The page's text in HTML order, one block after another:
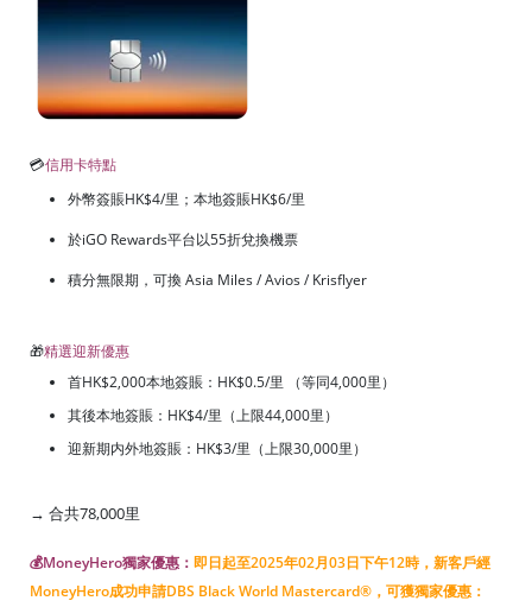
💳信用卡特點
外幣簽賬HK$4/里；本地簽賬HK$6/里
於iGO Rewards平台以55折兌換機票
積分無限期，可換 Asia Miles / Avios / Krisflyer
🎁精選迎新優惠
首HK$2,000本地簽賬：HK$0.5/里 （等同4,000里）
其後本地簽賬：HK$4/里（上限44,000里）
迎新期内外地簽賬：HK$3/里（上限30,000里）
→ 合共78,000里
💰MoneyHero獨家優惠： 即日起至2025年02月03日下午12時，新客戶經
MoneyHero成功申請DBS Black World Mastercard®，可獲獨家優惠：